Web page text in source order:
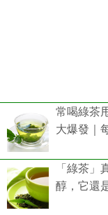
常喝綠茶
大爆發｜
「綠茶」
醇，它還